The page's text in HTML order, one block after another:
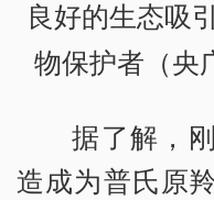
良好的生态吸
物保护者（央
据了解，
造成为普氏原